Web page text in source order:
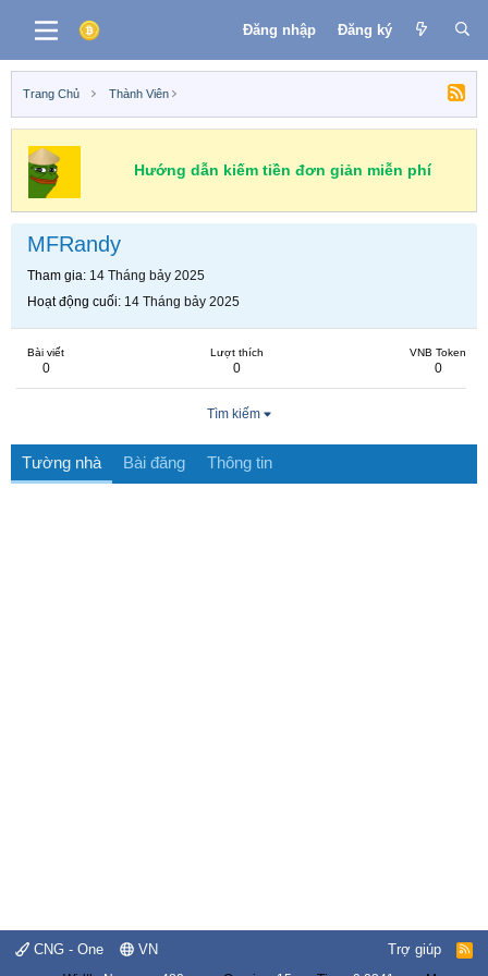
Đăng nhập Đăng ký
Trang Chủ Thành Viên
Hướng dẫn kiếm tiền đơn giản miễn phí
MFRandy
Tham gia 14 Tháng bảy 2025
Hoạt động cuối 14 Tháng bảy 2025
Bài viết
0
Lượt thích
0
VNB Token
0
Tìm kiếm
Tường nhà Bài đăng Thông tin
CNG - One VN Trợ giúp
R